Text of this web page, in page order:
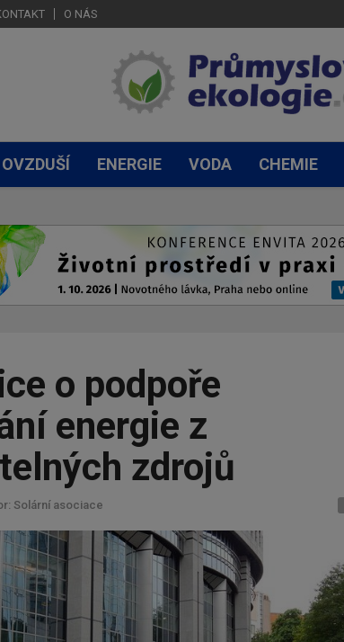
O NÁS
OVZDUŠÍ ENERGIE VODA CHEMIE
o podpoře
energie z
zdrojů
Solární asociace